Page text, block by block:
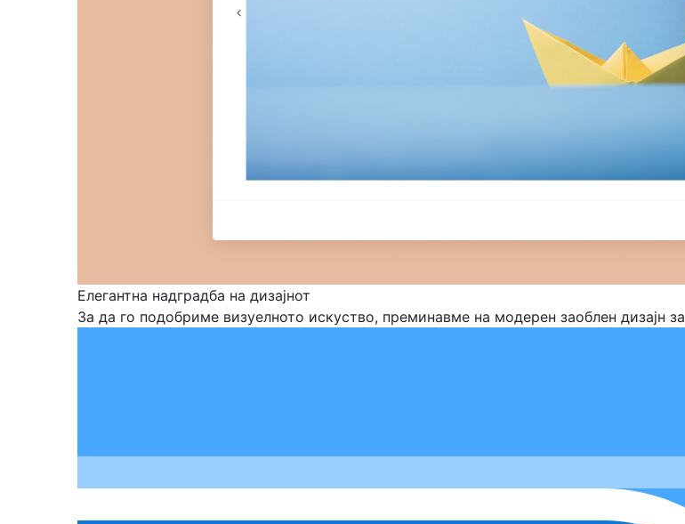
Елегантна надградба на дизајнот
За да го подобриме визуелното искуство, преминавме на модерен заоблен дизајн